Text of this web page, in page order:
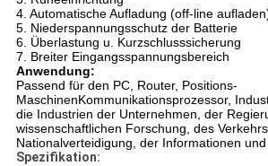
4. Automatische Aufladung (off-line
5. Niederspannungsschutz der Batterie
6. Überlastung u. Kurzschlusssicherung
7. Breiter Eingangsspannungsbereich
Anwendung:
Passend für den PC, Router, Positions-
MaschinenKommunikationsprozessor,
die Industrien der Unternehmen, der
wissenschaftlichen Forschung, des
Nationalverteidigung, der Informationen
Spezifikation: